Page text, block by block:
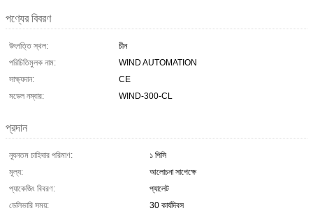
পণ্যের বিবরণ
উৎপত্তি স্থল:
চীন
পরিচিতিমুলক নাম:
WIND AUTOMATION
সাক্ষ্যদান:
CE
মডেল নম্বার:
WIND-300-CL
প্রদান
ন্যূনতম চাহিদার পরিমাণ:
১ পিসি
মূল্য:
আলোচনা সাপেক্ষে
প্যাকেজিং বিবরণ:
প্যালেট
ডেলিভারি সময়:
30 কার্যদিবস